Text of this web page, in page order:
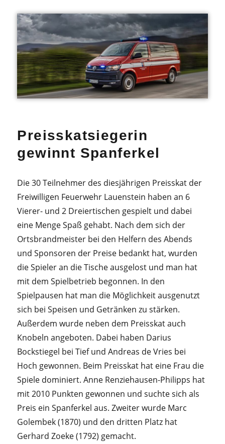
Preisskatsiegerin
gewinnt Spanferkel
Die 30 Teilnehmer des diesjährigen Preisskat der
Freiwilligen Feuerwehr Lauenstein haben an 6
Vierer- und 2 Dreiertischen gespielt und dabei
eine Menge Spaß gehabt. Nach dem sich der
Ortsbrandmeister bei den Helfern des Abends
und Sponsoren der Preise bedankt hat, wurden
die Spieler an die Tische ausgelost und man hat
mit dem Spielbetrieb begonnen. In den
Spielpausen hat man die Möglichkeit ausgenutzt
sich bei Speisen und Getränken zu stärken.
Außerdem wurde neben dem Preisskat auch
Knobeln angeboten. Dabei haben Darius
Bockstiegel bei Tief und Andreas de Vries bei
Hoch gewonnen. Beim Preisskat hat eine Frau die
Spiele dominiert. Anne Renziehausen-Philipps hat
mit 2010 Punkten gewonnen und suchte sich als
Preis ein Spanferkel aus. Zweiter wurde Marc
Golembek (1870) und den dritten Platz hat
Gerhard Zoeke (1792) gemacht.